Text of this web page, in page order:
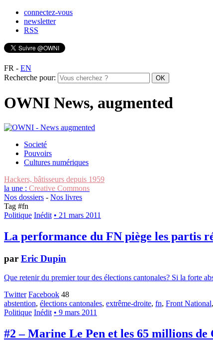
connectez-vous
newsletter
RSS
FR - EN
Recherche pour:
OWNI News, augmented
Societé
Pouvoirs
Cultures numériques
Hackers, bâtisseurs depuis 1959
la une : Creative Commons
Nos dossiers - Nos livres
Tag #fn
Politique Inédit • 21 mars 2011
La performance du FN piège les partis
par Eric Dupin
Que retenir du premier tour des élections cantonales? Si la forte
Twitter Facebook 48
abstention, élections cantonales, extrême-droite, fn, Front National,
Politique Inédit • 9 mars 2011
#2 – Marine Le Pen et les 65 millions